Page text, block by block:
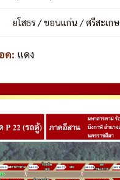
ยโสธร / ขอนแก่น / ศรีสะเกษ
ด: แดง